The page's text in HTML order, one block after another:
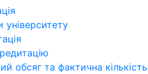
університету
обсяг та фактична кількість